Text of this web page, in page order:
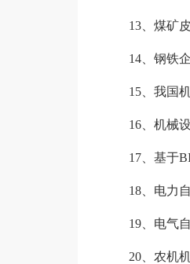
13、煤矿皮
14、钢铁企
15、我国机
16、机械设
17、基于
18、电力自
19、电气自
20、农机机